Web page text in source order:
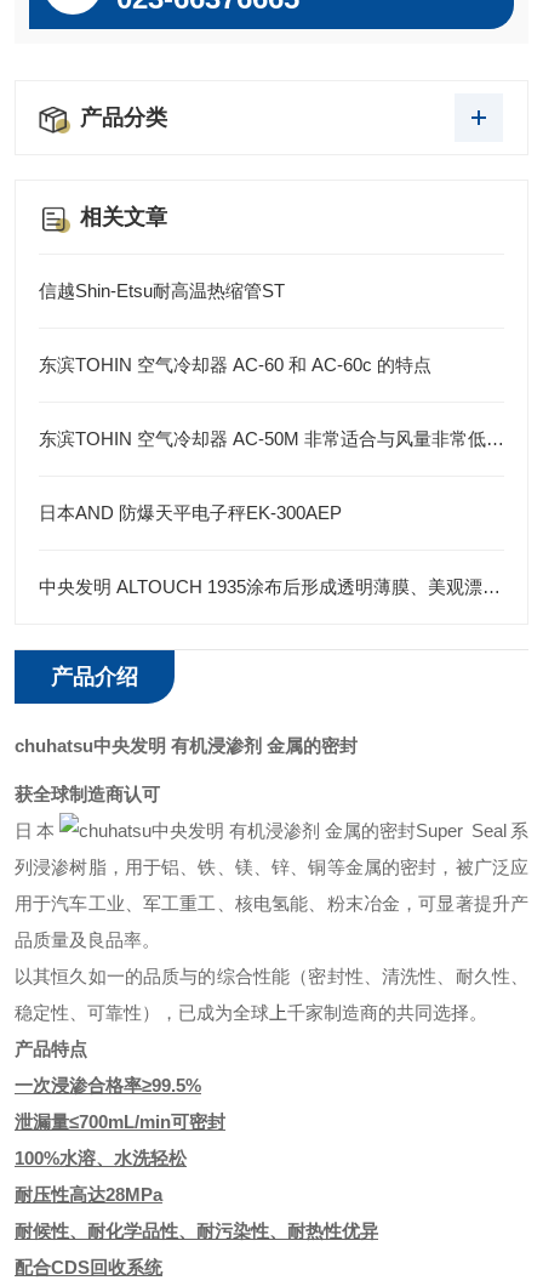
产品分类
相关文章
信越Shin-Etsu耐高温热缩管ST
东滨TOHIN 空气冷却器 AC-60 和 AC-60c 的特点
东滨TOHIN 空气冷却器 AC-50M 非常适合与风量非常低的小型压缩机工作场所
日本AND 防爆天平电子秤EK-300AEP
中央发明 ALTOUCH 1935涂布后形成透明薄膜、美观漂亮密封胶
产品介绍
chuhatsu中央发明 有机浸渗剂 金属的密封
获全球制造商认可
日本
Super Seal系
列浸渗树脂，用于铝、铁、镁、锌、铜等金属的密封，被广泛应
用于汽车工业、军工重工、核电氢能、粉末冶金，可显著提升产
品质量及良品率。
以其恒久如一的品质与的综合性能（密封性、清洗性、耐久性、
稳定性、可靠性），已成为全球 上千家制造商的共同选择。
产品特点
一次浸渗合格率≥99.5%
泄漏量≤700mL/min可密封
100%水溶、水洗轻松
耐压性高达28MPa
耐候性、耐化学品性、耐污染性、耐热性优异
配合CDS回收系统